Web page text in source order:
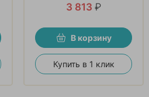
3 813 ₽
В корзину
Купить в 1 клик